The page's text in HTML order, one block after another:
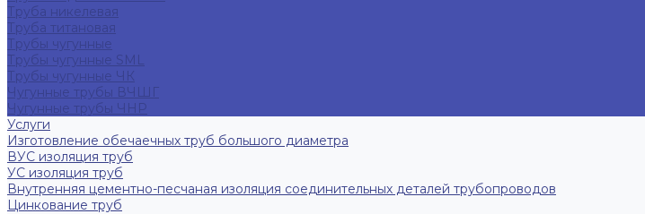
Труба никелевая
Труба титановая
Трубы чугунные
Трубы чугунные SML
Трубы чугунные ЧК
Чугунные трубы ВЧШГ
Чугунные трубы ЧНР
Услуги
Изготовление обечаечных труб большого диаметра
ВУС изоляция труб
УС изоляция труб
Внутренняя цементно-песчаная изоляция соединительных деталей трубопроводов
Цинкование труб